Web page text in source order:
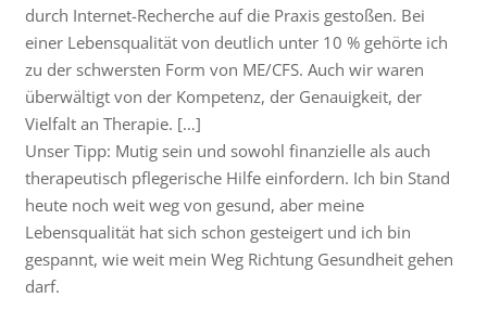
durch Internet-Recherche auf die Praxis gestoßen. Bei
einer Lebensqualität von deutlich unter 10 % gehörte ich
zu der schwersten Form von ME/CFS. Auch wir waren
überwältigt von der Kompetenz, der Genauigkeit, der
Vielfalt an Therapie. […]
Unser Tipp: Mutig sein und sowohl finanzielle als auch
therapeutisch pflegerische Hilfe einfordern. Ich bin Stand
heute noch weit weg von gesund, aber meine
Lebensqualität hat sich schon gesteigert und ich bin
gespannt, wie weit mein Weg Richtung Gesundheit gehen
darf.